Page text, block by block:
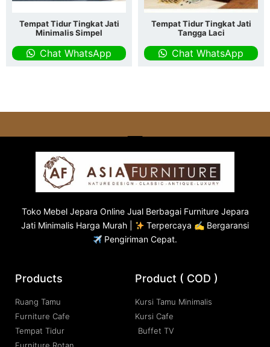
Tempat Tidur Tingkat Jati
Minimalis Simpel
Chat WhatsApp
Tempat Tidur Tingkat Jati
Tangga Laci
Chat WhatsApp
Toko Mebel Jepara Online Jual Berbagai Furniture Jepara
Jati Minimalis Harga Murah |
Terpercaya ✍ Bergaransi
Pengiriman Cepat.
Products
Ruang Tamu
Furniture Cafe
Tempat Tidur
Furniture Rotan
Product ( COD )
Kursi Tamu Minimalis
Kursi Cafe
Buffet TV